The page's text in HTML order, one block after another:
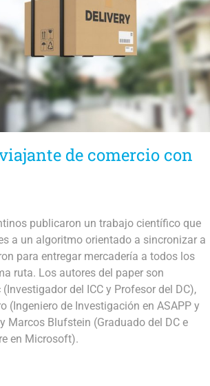
de comercio con
publicaron un trabajo científico que
a un algoritmo orientado a sincronizar a
para entregar mercadería a todos los
ruta. Los autores del paper son
del ICC y Profesor del DC),
(Ingeniero de Investigación en ASAPP y
Marcos Blufstein (Graduado del DC e
en Microsoft).